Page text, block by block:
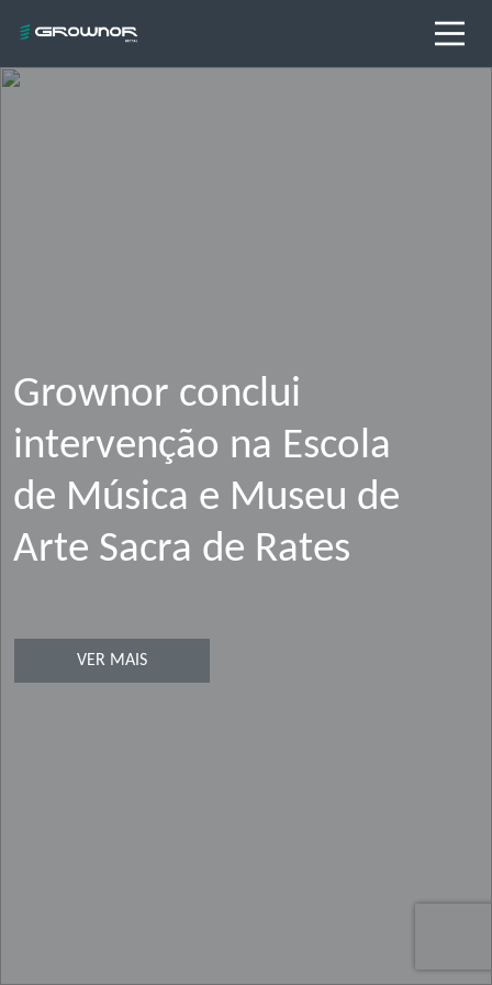
Grownor conclui
intervenção na Escola
de Música e Museu de
Arte Sacra de Rates
VER MAIS